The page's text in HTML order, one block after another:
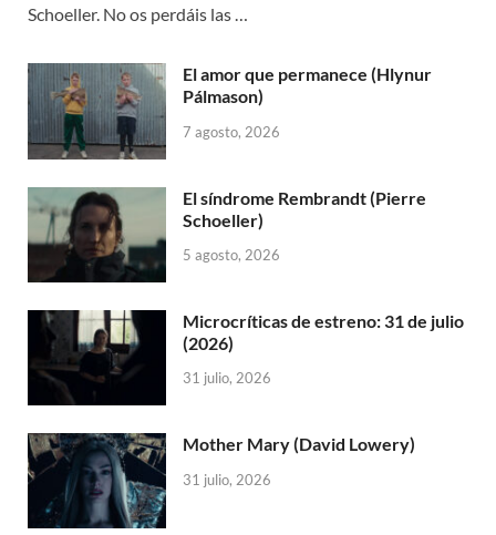
Schoeller. No os perdáis las …
El amor que permanece (Hlynur
Pálmason)
7 agosto, 2026
El síndrome Rembrandt (Pierre
Schoeller)
5 agosto, 2026
Microcríticas de estreno: 31 de julio
(2026)
31 julio, 2026
Mother Mary (David Lowery)
31 julio, 2026